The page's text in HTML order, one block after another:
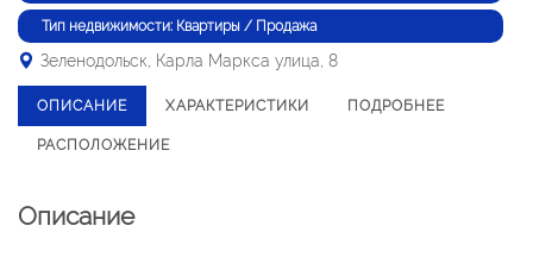
Тип недвижимости: Квартиры / Продажа
Зеленодольск, Карла Маркса улица, 8
ОПИСАНИЕ ХАРАКТЕРИСТИКИ ПОДРОБНЕЕ
РАСПОЛОЖЕНИЕ
Описание